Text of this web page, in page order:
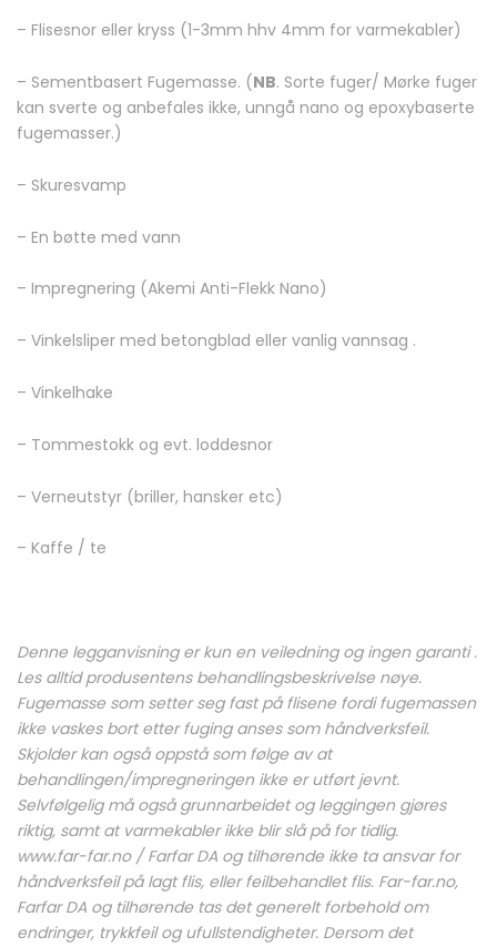
– Flisesnor eller kryss (1-3mm hhv 4mm for varmekabler)
– Sementbasert Fugemasse. (NB. Sorte fuger/ Mørke fuger
kan sverte og anbefales ikke, unngå nano og epoxybaserte
fugemasser.)
– Skuresvamp
– En bøtte med vann
– Impregnering (Akemi Anti-Flekk Nano)
– Vinkelsliper med betongblad eller vanlig vannsag .
– Vinkelhake
– Tommestokk og evt. loddesnor
– Verneutstyr (briller, hansker etc)
– Kaffe / te
Denne legganvisning er kun en veiledning og ingen garanti .
Les alltid produsentens behandlingsbeskrivelse nøye.
Fugemasse som setter seg fast på flisene fordi fugemassen
ikke vaskes bort etter fuging anses som håndverksfeil.
Skjolder kan også oppstå som følge av at
behandlingen/impregneringen ikke er utført jevnt.
Selvfølgelig må også grunnarbeidet og leggingen gjøres
riktig, samt at varmekabler ikke blir slå på for tidlig.
www.far-far.no / Farfar DA og tilhørende ikke ta ansvar for
håndverksfeil på lagt flis, eller feilbehandlet flis. Far-far.no,
Farfar DA og tilhørende tas det generelt forbehold om
endringer, trykkfeil og ufullstendigheter. Dersom det